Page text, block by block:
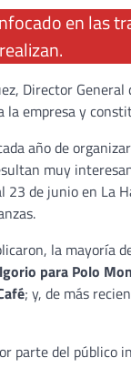
en las
Director
la empresa y
año de
muy
23 de junio en La
la mayoría
para Polo
; y, de más
parte del público